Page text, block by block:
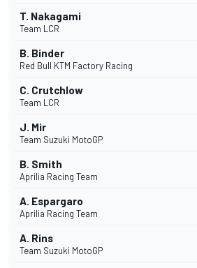
T. Nakagami
Team LCR
B. Binder
Red Bull KTM Factory Racing
C. Crutchlow
Team LCR
J. Mir
Team Suzuki MotoGP
B. Smith
Aprilia Racing Team
A. Espargaro
Aprilia Racing Team
A. Rins
Team Suzuki MotoGP